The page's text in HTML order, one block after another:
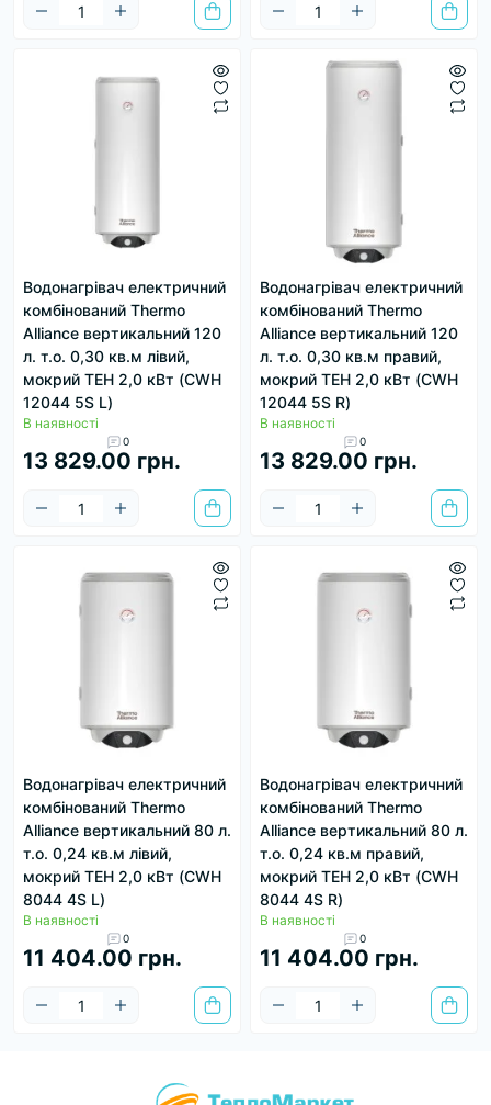
Водонагрівач електричний
комбінований Thermo
Alliance вертикальний 120
л. т.о. 0,30 кв.м лівий,
мокрий ТЕН 2,0 кВт (CWH
12044 5S L)
В наявності
0
13 829.00 грн.
Водонагрівач електричний
комбінований Thermo
Alliance вертикальний 120
л. т.о. 0,30 кв.м правий,
мокрий ТЕН 2,0 кВт (CWH
12044 5S R)
В наявності
0
13 829.00 грн.
Водонагрівач електричний
комбінований Thermo
Alliance вертикальний 80 л.
т.о. 0,24 кв.м лівий,
мокрий ТЕН 2,0 кВт (CWH
8044 4S L)
В наявності
0
11 404.00 грн.
Водонагрівач електричний
комбінований Thermo
Alliance вертикальний 80 л.
т.о. 0,24 кв.м правий,
мокрий ТЕН 2,0 кВт (CWH
8044 4S R)
В наявності
0
11 404.00 грн.